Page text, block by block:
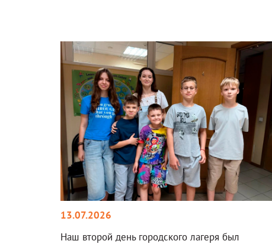
13.07.2026
Наш второй день городского лагеря был